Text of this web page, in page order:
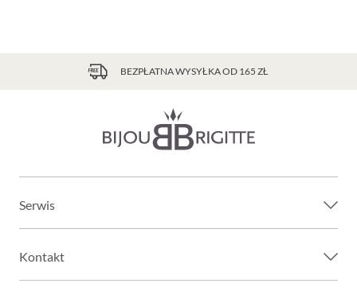
BEZPŁATNA WYSYŁKA OD 165 ZŁ
Serwis
Kontakt